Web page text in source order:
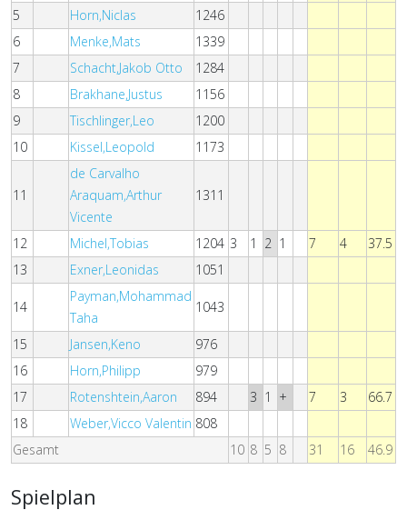
5
Horn,Niclas
1246
6
Menke,Mats
1339
7
Schacht,Jakob Otto
1284
8
Brakhane,Justus
1156
9
Tischlinger,Leo
1200
10
Kissel,Leopold 1173
11
de Carvalho
Araquam,Arthur
Vicente
1311
12 Michel,Tobias 1204 3 1 2 1 7 4
37.5
13
Exner,Leonidas 1051
14
Payman,Mohammad
Taha
1043
15 Jansen,Keno
976
16
Horn,Philipp
979
17
Rotenshtein,Aaron 894 3 1 + 7 3
66.7
18
Weber,Vicco Valentin 808
Gesamt
10 8 5 8 31 16 46.9
Spielplan